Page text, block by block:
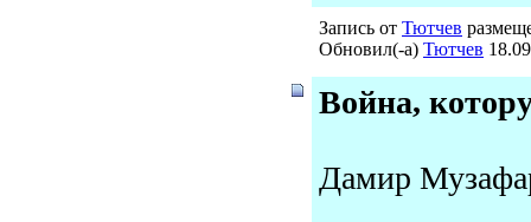
Запись от Тютчев
Обновил(-а) Тютчев
Война,
Дамир